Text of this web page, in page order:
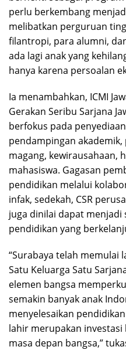
perlu berkembang
melibatkan perguruan
filantropi, para alumni,
ada lagi anak yang
hanya karena persoalan
Ia menambahkan, ICMI
Gerakan Seribu Sarjana
berfokus pada
pendampingan
magang, kewirausahaan,
mahasiswa. Gagasan
pendidikan melalui
infak, sedekah, CSR
juga dinilai dapat menjadi
pendidikan yang
“Surabaya telah memulai
Satu Keluarga Satu
elemen bangsa
semakin banyak anak
menyelesaikan
lahir merupakan
masa depan bangsa,”